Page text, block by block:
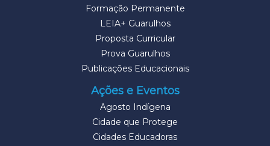
Formação Permanente
LEIA+ Guarulhos
Proposta Curricular
Prova Guarulhos
Publicações Educacionais
Ações e Eventos
Agosto Indígena
Cidade que Protege
Cidades Educadoras